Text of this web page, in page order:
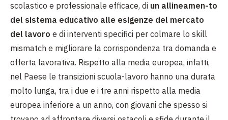
scolastico e professionale efficace, di un allineamen-to
del sistema educativo alle esigenze del mercato
del lavoro e di interventi specifici per colmare lo skill
mismatch e migliorare la corrispondenza tra domanda e
offerta lavorativa. Rispetto alla media europea, infatti,
nel Paese le transizioni scuola-lavoro hanno una durata
molto lunga, tra i due e i tre anni rispetto alla media
europea inferiore a un anno, con giovani che spesso si